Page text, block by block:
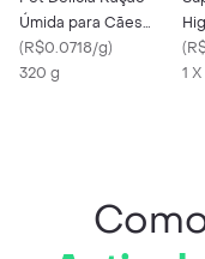
Úmida para Cães
sabor Caçarolinha de
Carne
(R$0.0718/g)
320 g
(
1